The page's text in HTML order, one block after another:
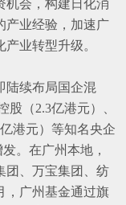
机会，构建日化消
产业经验，加速广
业转型升级。
陆续布局国企混
股（2.3亿港元）、
亿港元）等知名央企
。在广州本地，
团、万宝集团、纺
，广州基金通过旗